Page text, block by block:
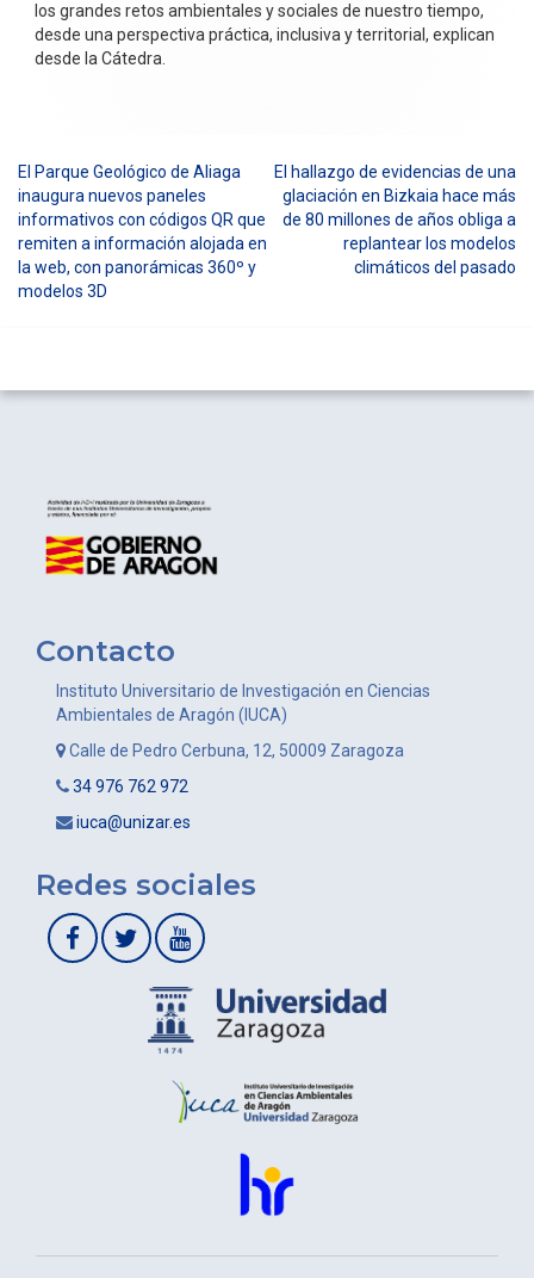
los grandes retos ambientales y sociales de nuestro tiempo,
desde una perspectiva práctica, inclusiva y territorial, explican
desde la Cátedra.
Navegación
de
entradas
El Parque Geológico de Aliaga
inaugura nuevos paneles
informativos con códigos QR que
remiten a información alojada en
la web, con panorámicas 360º y
modelos 3D
El hallazgo de evidencias de una
glaciación en Bizkaia hace más
de 80 millones de años obliga a
replantear los modelos
climáticos del pasado
Contacto
Instituto Universitario de Investigación en Ciencias
Ambientales de Aragón (IUCA)
Calle de Pedro Cerbuna, 12, 50009 Zaragoza
34 976 762 972
iuca@unizar.es
Redes sociales